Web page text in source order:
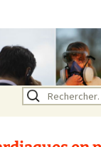
pour
Rechercher :